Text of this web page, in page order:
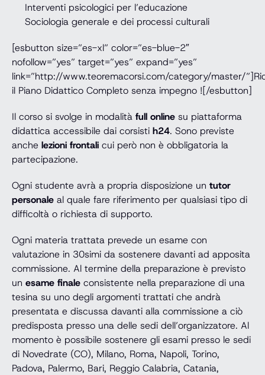
Interventi psicologici per l’educazione
Sociologia generale e dei processi culturali
[esbutton size=”es-xl” color=”es-blue-2″
nofollow=”yes” target=”yes” expand=”yes”
link=”http://www.teoremacorsi.com/category/master/
il Piano Didattico Completo senza impegno ![/esbutton]
Il corso si svolge in modalità full online su piattaforma
didattica accessibile dai corsisti h24. Sono previste
anche lezioni frontali cui però non è obbligatoria la
partecipazione.
Ogni studente avrà a propria disposizione un tutor
personale al quale fare riferimento per qualsiasi tipo di
difficoltà o richiesta di supporto.
Ogni materia trattata prevede un esame con
valutazione in 30simi da sostenere davanti ad apposita
commissione. Al termine della preparazione è previsto
un esame finale consistente nella preparazione di una
tesina su uno degli argomenti trattati che andrà
presentata e discussa davanti alla commissione a ciò
predisposta presso una delle sedi dell’organizzatore. Al
momento è possibile sostenere gli esami presso le sedi
di Novedrate (CO), Milano, Roma, Napoli, Torino,
Padova, Palermo, Bari, Reggio Calabria, Catania,